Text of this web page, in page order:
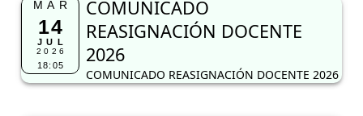
MAR
14
JUL
2026
18:05
COMUNICADO
REASIGNACIÓN DOCENTE
2026
COMUNICADO REASIGNACIÓN DOCENTE 2026